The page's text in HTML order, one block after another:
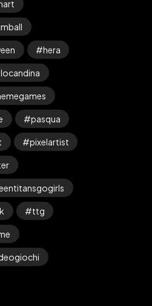
hera
locandina
pasqua
pixelartist
ttg